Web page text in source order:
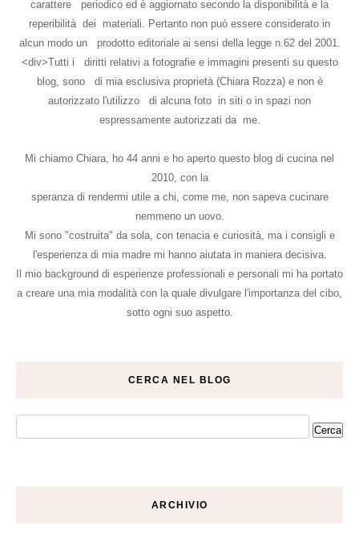
carattere periodico ed è aggiornato secondo la disponibilità e la
reperibilità dei materiali. Pertanto non può essere considerato in
alcun modo un prodotto editoriale ai sensi della legge n.62 del 2001.
<div>Tutti i diritti relativi a fotografie e immagini presenti su questo
blog, sono di mia esclusiva proprietà (Chiara Rozza) e non è
autorizzato l'utilizzo di alcuna foto in siti o in spazi non
espressamente autorizzati da me.
Mi chiamo Chiara, ho 44 anni e ho aperto questo blog di cucina nel
2010, con la
speranza di rendermi utile a chi, come me, non sapeva cucinare
nemmeno un uovo.
Mi sono "costruita" da sola, con tenacia e curiosità, ma i consigli e
l'esperienza di mia madre mi hanno aiutata in maniera decisiva.
Il mio background di esperienze professionali e personali mi ha portato
a creare una mia modalità con la quale divulgare l'importanza del cibo,
sotto ogni suo aspetto.
CERCA NEL BLOG
ARCHIVIO